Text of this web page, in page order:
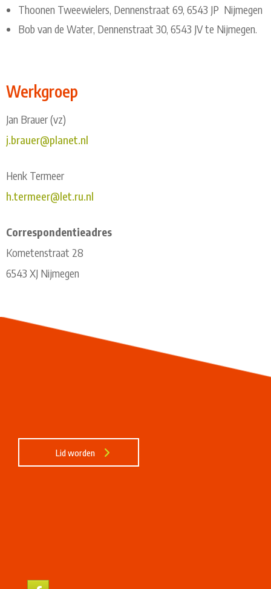
Thoonen Tweewielers, Dennenstraat 69, 6543 JP Nijmegen
Bob van de Water, Dennenstraat 30, 6543 JV te Nijmegen.
Werkgroep
Jan Brauer (vz)
j.brauer@planet.nl
Henk Termeer
h.termeer@let.ru.nl
Correspondentieadres
Kometenstraat 28
6543 XJ Nijmegen
Lid worden